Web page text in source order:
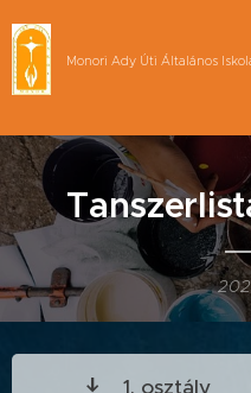
Monori Ady Úti Általános
1. osztály